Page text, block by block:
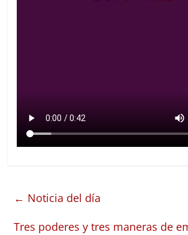
← Noticia del día
Tres poderes y tres maneras de